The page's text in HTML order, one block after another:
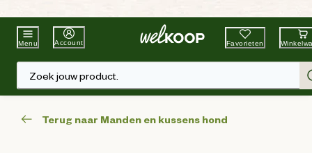
Beste WinkelketenTuin & Dier
Menu Account Favorieten
Zoek jouw product.
Terug naar Manden en kussens hond